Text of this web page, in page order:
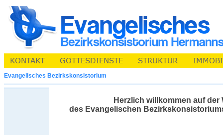
Evangelisches Bezirkskonsistorium
Herzlich willkommen auf der
des Evangelischen